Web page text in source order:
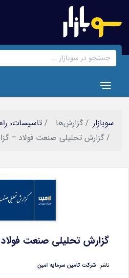
اصلی
Toggle navigation
سوبازار گزارش‌ها
تاسیسات،
گزارش تحلیلی صنعت فولاد –
گزارش تحلیلی صنعت فولاد
ناشر شرکت تامین سرمایه امین